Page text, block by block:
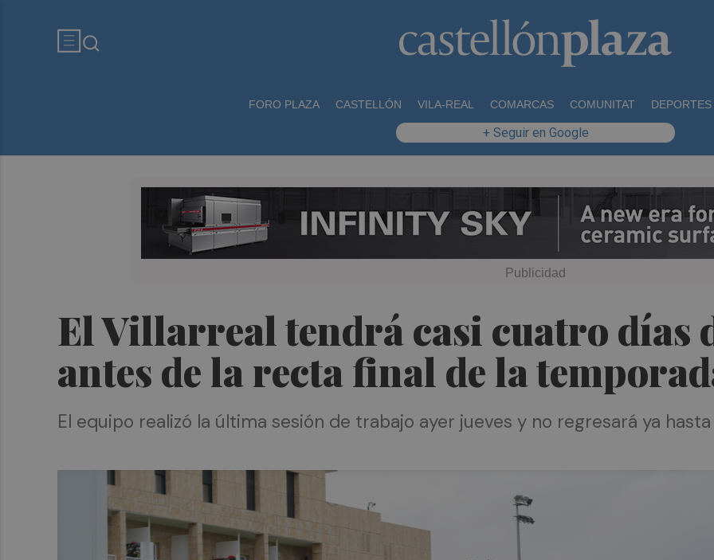
FORO PLAZA CASTELLÓN VILA-REAL COMARCAS COMUNITAT DEPORTES
+ Seguir en Google
El Villarreal tendrá casi cuatro días
antes de la recta final de la
El equipo realizó la última sesión de trabajo ayer jueves y no regresará ya